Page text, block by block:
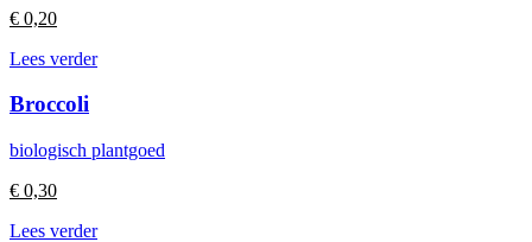
€ 0,20
Lees verder
Broccoli
biologisch plantgoed
€ 0,30
Lees verder